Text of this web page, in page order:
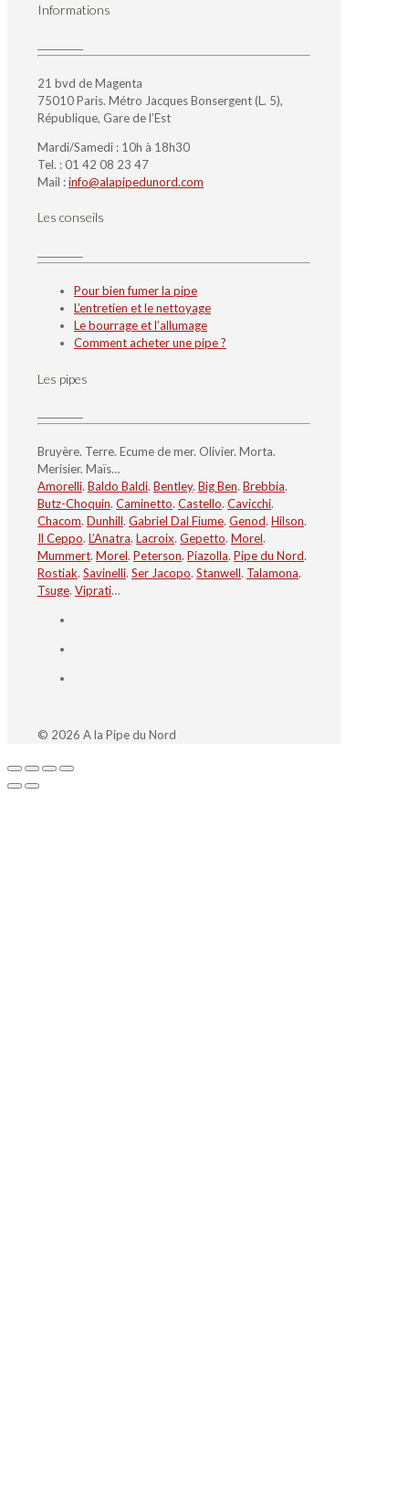
Informations
21 bvd de Magenta
75010 Paris. Métro Jacques Bonsergent (L. 5),
République, Gare de l’Est
Mardi/Samedi : 10h à 18h30
Tel. : 01 42 08 23 47
Mail :info@alapipedunord.com
Les conseils
Pour bien fumer la pipe
L’entretien et le nettoyage
Le bourrage et l’allumage
Comment acheter une pipe ?
Les pipes
Bruyère. Terre. Ecume de mer. Olivier. Morta.
Merisier. Maïs…
Amorelli. Baldo Baldi. Bentley. Big Ben. Brebbia.
Butz-Choquin. Caminetto. Castello. Cavicchi.
Chacom. Dunhill. Gabriel Dal Fiume. Genod. Hilson.
Il Ceppo. L’Anatra. Lacroix. Gepetto. Morel.
Mummert. Morel. Peterson. Piazolla. Pipe du Nord.
Rostiak. Savinelli. Ser Jacopo. Stanwell. Talamona.
Tsuge. Viprati…
© 2026 A la Pipe du Nord